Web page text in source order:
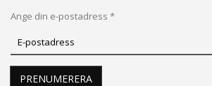
Ange din e-postadress *
Prenumerera
vårtPRENUMERERA